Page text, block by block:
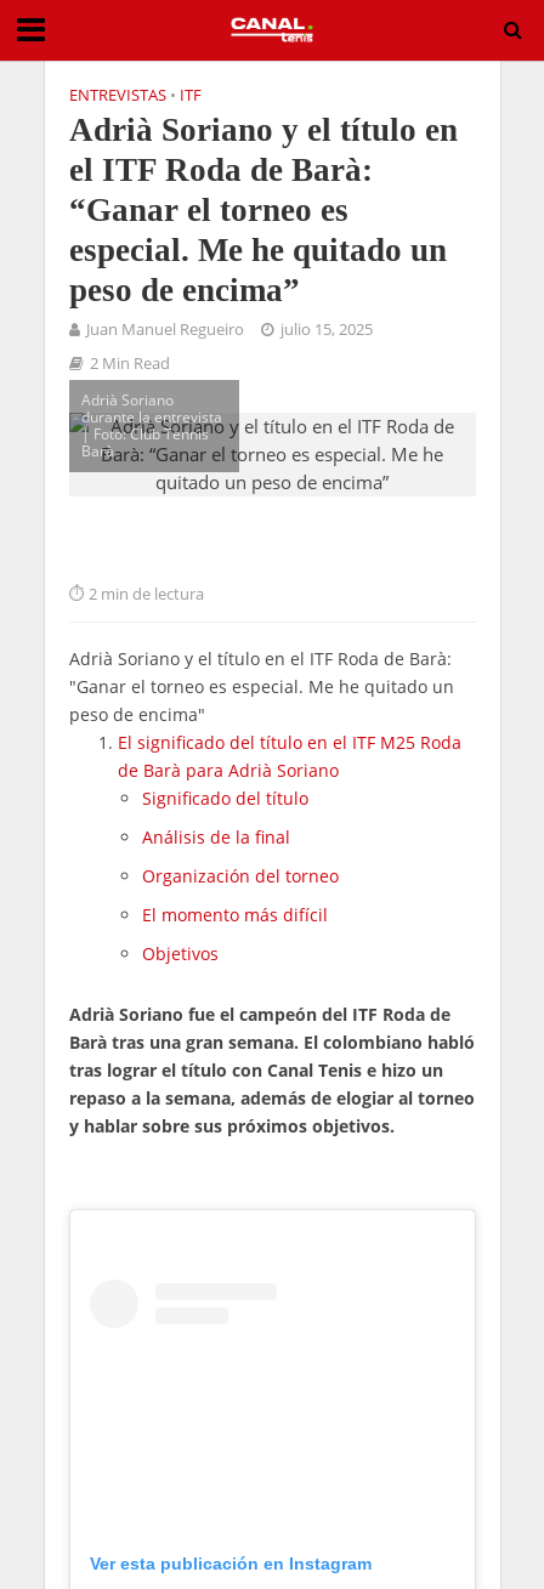
ENTREVISTAS • ITF
Adrià Soriano y el título en
el ITF Roda de Barà:
“Ganar el torneo es
especial. Me he quitado un
peso de encima”
Juan Manuel Regueiro
julio 15, 2025
2 Min Read
Adrià Soriano
durante la entrevista
| Foto: Club Tennis
Barà
2 min de lectura
Adrià Soriano y el título en el ITF Roda de Barà:
"Ganar el torneo es especial. Me he quitado un
peso de encima"
El significado del título en el ITF M25 Roda
de Barà para Adrià Soriano
Significado del título
Análisis de la final
Organización del torneo
El momento más difícil
Objetivos
Adrià Soriano fue el campeón del ITF Roda de
Barà tras una gran semana. El colombiano habló
tras lograr el título con Canal Tenis e hizo un
repaso a la semana, además de elogiar al torneo
y hablar sobre sus próximos objetivos.
Ver esta publicación en Instagram